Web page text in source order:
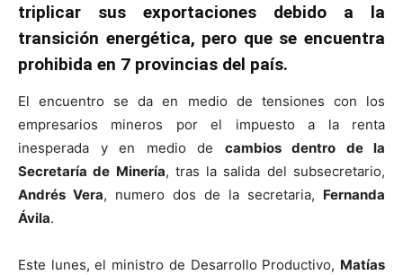
triplicar sus exportaciones debido a la
transición energética, pero que se encuentra
prohibida en 7 provincias del país.
El encuentro se da en medio de tensiones con los
empresarios mineros por el impuesto a la renta
inesperada y en medio de cambios dentro de la
Secretaría de Minería, tras la salida del subsecretario,
Andrés Vera, numero dos de la secretaria, Fernanda
Ávila.
Este lunes, el ministro de Desarrollo Productivo, Matías